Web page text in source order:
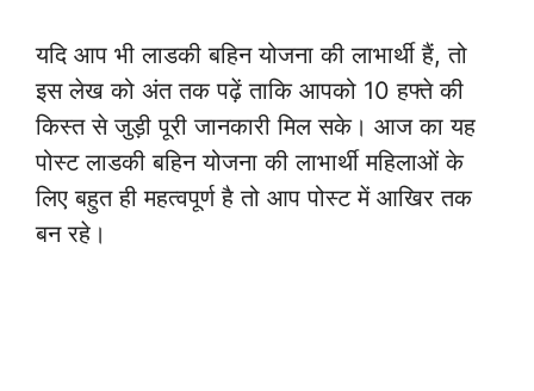
यदि आप भी लाडकी बहिन योजना की लाभार्थी हैं, तो
इस लेख को अंत तक पढ़ें ताकि आपको 10 हफ्ते की
किस्त से जुड़ी पूरी जानकारी मिल सके। आज का यह
पोस्ट लाडकी बहिन योजना की लाभार्थी महिलाओं के
लिए बहुत ही महत्वपूर्ण है तो आप पोस्ट में आखिर तक
बन रहे।